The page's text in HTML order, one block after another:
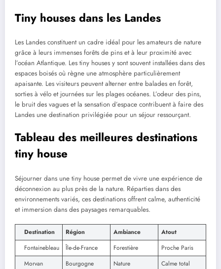
Tiny houses dans les Landes
Les Landes constituent un cadre idéal pour les amateurs de nature
grâce à leurs immenses forêts de pins et à leur proximité avec
l’océan Atlantique. Les tiny houses y sont souvent installées dans des
espaces boisés où règne une atmosphère particulièrement
apaisante. Les visiteurs peuvent alterner entre balades en forêt,
sorties à vélo et journées sur les plages océanes. L’odeur des pins,
le bruit des vagues et la sensation d’espace contribuent à faire des
Landes une destination privilégiée pour un séjour ressourçant.
Tableau des meilleures destinations
tiny house
Séjourner dans une tiny house permet de vivre une expérience de
déconnexion au plus près de la nature. Réparties dans des
environnements variés, ces destinations offrent calme, authenticité
et immersion dans des paysages remarquables.
Destination Région Ambiance
Atout
Fontainebleau
Île-de-France Forestière
Proche Paris
Morvan
Bourgogne Nature
Calme total